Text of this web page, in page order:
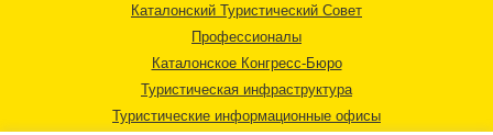
Каталонский Туристический Совет
Профессионалы
Каталонское Конгресс-Бюро
Туристическая инфраструктура
Туристические информационные офисы